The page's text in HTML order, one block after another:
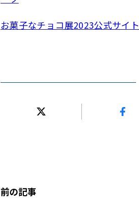
お菓子なチョコ展2023公式サイト
前の記事